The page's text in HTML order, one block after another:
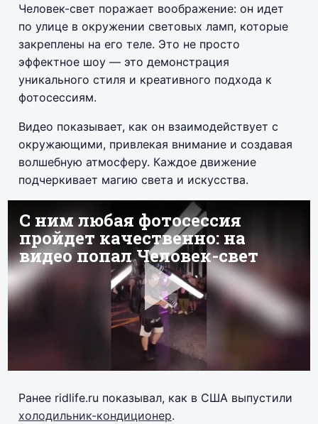
Человек-свет поражает воображение: он идет
по улице в окружении световых ламп, которые
закреплены на его теле. Это не просто
эффектное шоу — это демонстрация
уникального стиля и креативного подхода к
фотосессиям.
Видео показывает, как он взаимодействует с
окружающими, привлекая внимание и создавая
волшебную атмосферу. Каждое движение
подчеркивает магию света и искусства.
Ранее ridlife.ru показывал, как в США выпустили
холодильник-кондиционер.